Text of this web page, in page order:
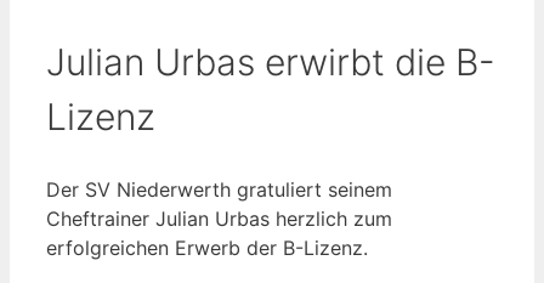
Julian Urbas erwirbt die B-
Lizenz
Der SV Niederwerth gratuliert seinem
Cheftrainer Julian Urbas herzlich zum
erfolgreichen Erwerb der B-Lizenz.